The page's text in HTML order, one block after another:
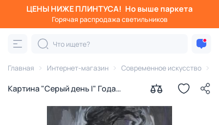
ЦЕНЫ НИЖЕ ПЛИНТУСА! Но выше паркета
Горячая распродажа светильников
Главная Интернет-магазин Современное искусство
Картина "Серый день I" Года